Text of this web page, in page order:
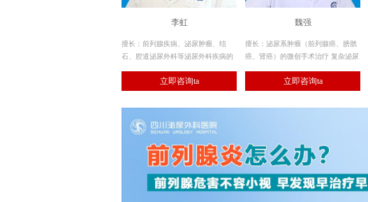
李虹
擅长：前列腺疾病、泌尿肿瘤、结
石、腔道泌尿外科等泌尿外科疾病的
立即咨询ta
魏强
擅长：泌尿系肿瘤（前列腺癌、膀胱
癌、肾癌）的微创手术治疗 复杂泌尿
（老年良性前列腺增生症等的激光及
立即咨询ta